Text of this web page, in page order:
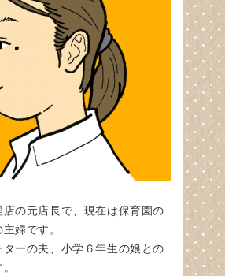
店の元店長で、現在は保育園の
婦です。
ターの夫、小学６年生の娘との